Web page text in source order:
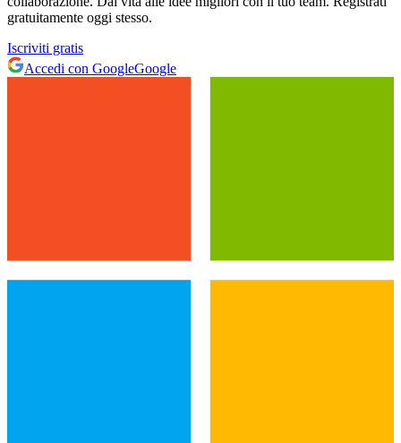
gratuitamente oggi stesso.
Iscriviti gratis
Accedi con GoogleGoogle